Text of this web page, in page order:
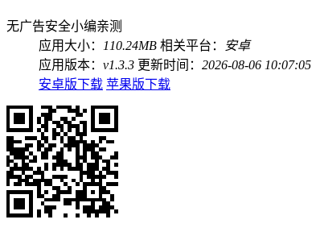
无广告安全小编亲测
应用大小：
110.24MB 相关平台：
安卓
应用版本： v1.3.3 更新时间： 2026-08-06 10:07:05
安卓版下载 苹果版下载